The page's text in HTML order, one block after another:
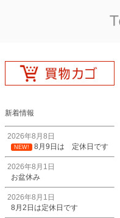
新着情報
2026年8月8日
NEW! 8月9日は 定休日です
2026年8月1日
お盆休み
2026年8月1日
8月2日は定休日です